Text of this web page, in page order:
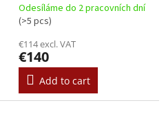
Odesíláme do 2 pracovních dní
(>5 pcs)
€114 excl. VAT
€140
Add to cart